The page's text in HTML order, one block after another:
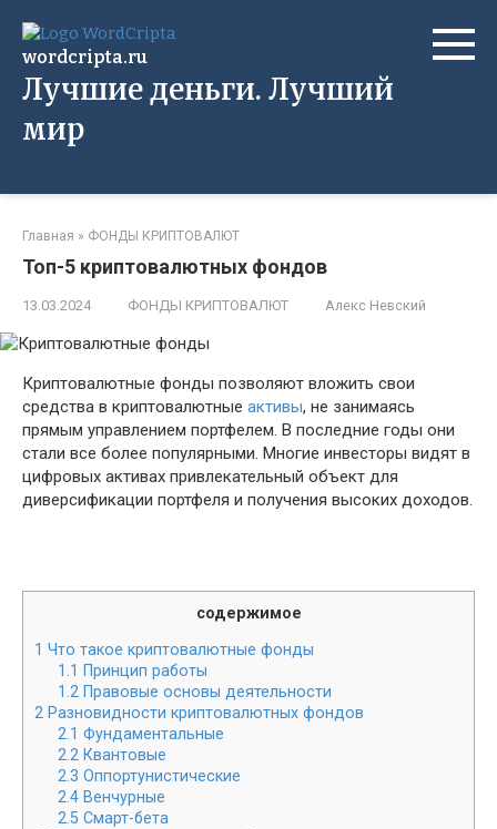
контенту
wordcripta.ru
Лучшие деньги. Лучший
мир
Главная » ФОНДЫ КРИПТОВАЛЮТ
Топ-5 криптовалютных фондов
13.03.2024 ФОНДЫ КРИПТОВАЛЮТ Алекс Невский
Криптовалютные фонды позволяют вложить свои
средства в криптовалютные активы, не занимаясь
прямым управлением портфелем. В последние годы они
стали все более популярными. Многие инвесторы видят в
цифровых активах привлекательный объект для
диверсификации портфеля и получения высоких доходов.
содержимое
1 Что такое криптовалютные фонды
1.1 Принцип работы
1.2 Правовые основы деятельности
2 Разновидности криптовалютных фондов
2.1 Фундаментальные
2.2 Квантовые
2.3 Оппортунистические
2.4 Венчурные
2.5 Смарт-бета